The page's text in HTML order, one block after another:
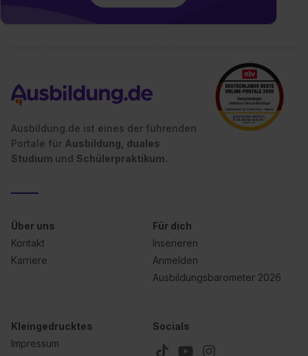
Ausbildung.de ist eines der führenden
Portale für Ausbildung, duales
Studium und Schülerpraktikum.
Über uns
Kontakt
Karriere
Für dich
Inserieren
Anmelden
Ausbildungsbarometer 2026
Kleingedrucktes
Impressum
Socials